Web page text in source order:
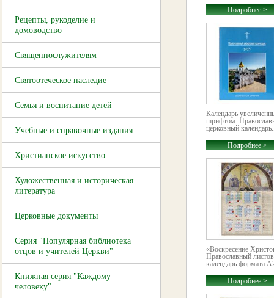
Рецепты, рукоделие и
домоводство
Священнослужителям
Святоотеческое наследие
Семья и воспитание детей
Учебные и справочные издания
Христианское искусство
Художественная и историческая
литература
Церковные документы
Серия "Популярная библиотека
отцов и учителей Церкви"
Книжная серия "Каждому
человеку"
Подробнее >
Календарь
шрифтом.
церковный
Подробнее >
«Воскресение
Православный
календарь формата
Подробнее >